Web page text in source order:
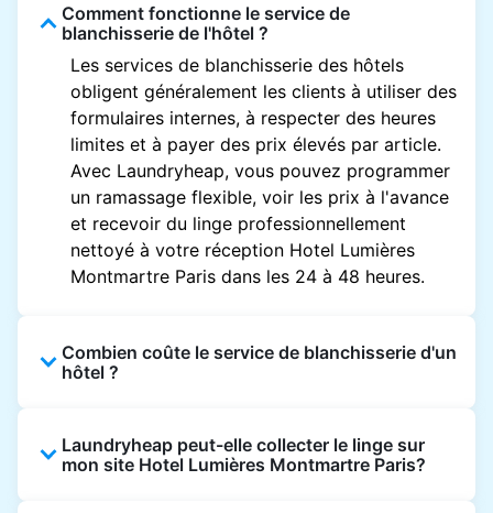
Comment fonctionne le service de
blanchisserie de l'hôtel ?
Les services de blanchisserie des hôtels
obligent généralement les clients à utiliser des
formulaires internes, à respecter des heures
limites et à payer des prix élevés par article.
Avec Laundryheap, vous pouvez programmer
un ramassage flexible, voir les prix à l'avance
et recevoir du linge professionnellement
nettoyé à votre réception Hotel Lumières
Montmartre Paris dans les 24 à 48 heures.
Combien coûte le service de blanchisserie d'un
hôtel ?
fonction de l'établissement et du vêtement et
sont souvent beaucoup plus élevés.
Laundryheap peut-elle collecter le linge sur
mon site Hotel Lumières Montmartre Paris?